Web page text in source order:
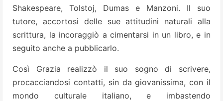
Shakespeare, Tolstoj, Dumas e Manzoni. Il suo
tutore, accortosi delle sue attitudini naturali alla
scrittura, la incoraggiò a cimentarsi in un libro, e in
seguito anche a pubblicarlo.
Così Grazia realizzò il suo sogno di scrivere,
procacciandosi contatti, sin da giovanissima, con il
mondo culturale italiano, e imbastendo